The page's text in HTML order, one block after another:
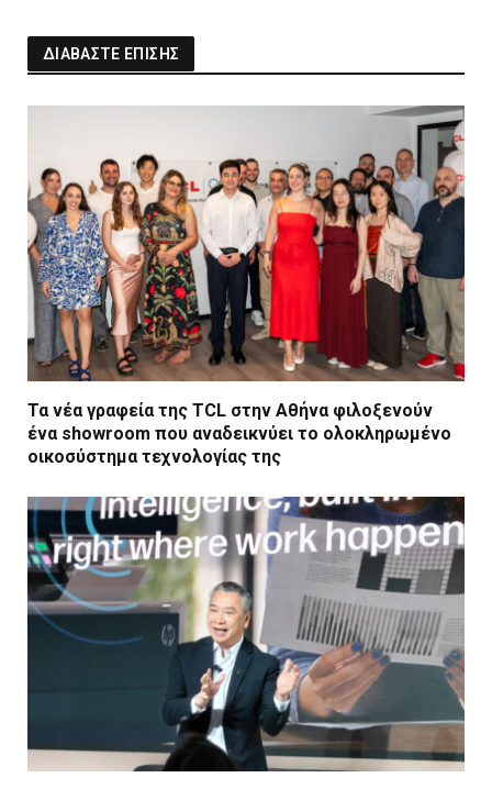
ΔΙΑΒΑΣΤΕ ΕΠΙΣΗΣ
Τα νέα γραφεία της TCL στην Αθήνα φιλοξενούν
ένα showroom που αναδεικνύει το ολοκληρωμένο
οικοσύστημα τεχνολογίας της